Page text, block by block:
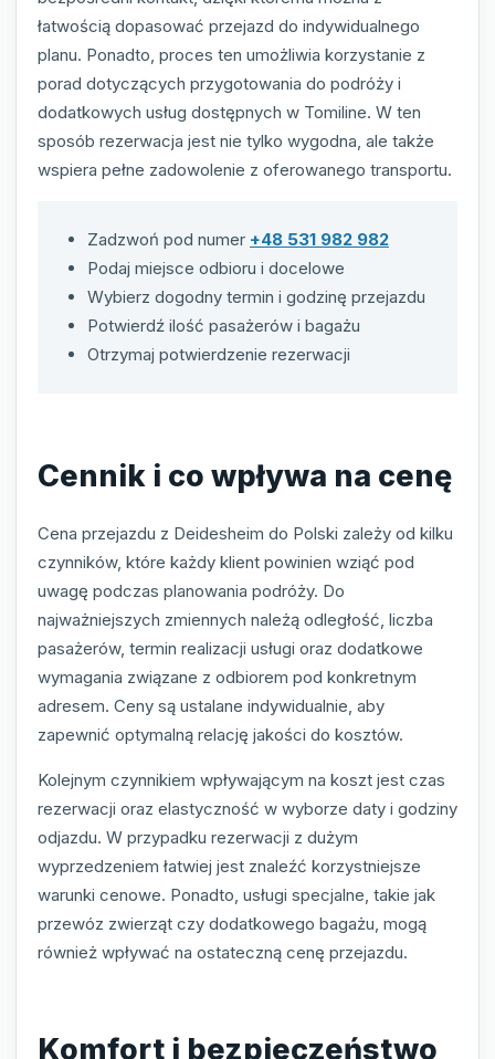
łatwością dopasować przejazd do indywidualnego
planu. Ponadto, proces ten umożliwia korzystanie z
porad dotyczących przygotowania do podróży i
dodatkowych usług dostępnych w Tomiline. W ten
sposób rezerwacja jest nie tylko wygodna, ale także
wspiera pełne zadowolenie z oferowanego transportu.
Zadzwoń pod numer +48 531 982 982
Podaj miejsce odbioru i docelowe
Wybierz dogodny termin i godzinę przejazdu
Potwierdź ilość pasażerów i bagażu
Otrzymaj potwierdzenie rezerwacji
Cennik i co wpływa na cenę
Cena przejazdu z Deidesheim do Polski zależy od kilku
czynników, które każdy klient powinien wziąć pod
uwagę podczas planowania podróży. Do
najważniejszych zmiennych należą odległość, liczba
pasażerów, termin realizacji usługi oraz dodatkowe
wymagania związane z odbiorem pod konkretnym
adresem. Ceny są ustalane indywidualnie, aby
zapewnić optymalną relację jakości do kosztów.
Kolejnym czynnikiem wpływającym na koszt jest czas
rezerwacji oraz elastyczność w wyborze daty i godziny
odjazdu. W przypadku rezerwacji z dużym
wyprzedzeniem łatwiej jest znaleźć korzystniejsze
warunki cenowe. Ponadto, usługi specjalne, takie jak
przewóz zwierząt czy dodatkowego bagażu, mogą
również wpływać na ostateczną cenę przejazdu.
Komfort i bezpieczeństwo